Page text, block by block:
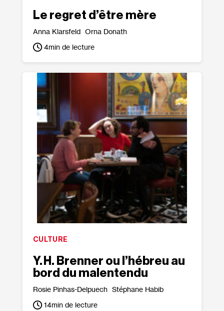
Le regret d’être mère
Anna Klarsfeld Orna Donath
4min de lecture
CULTURE
Y. H. Brenner ou l’hébreu au
bord du malentendu
Rosie Pinhas-Delpuech Stéphane Habib
14min de lecture